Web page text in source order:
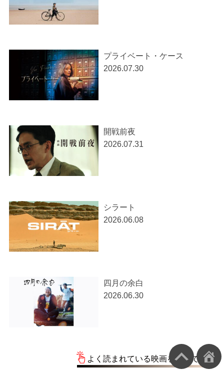
プライベート・ケース
2026.07.30
開戦前夜
2026.07.31
シラート
2026.06.08
四月の余白
2026.06.30
よく読まれている映画を一覧で見る